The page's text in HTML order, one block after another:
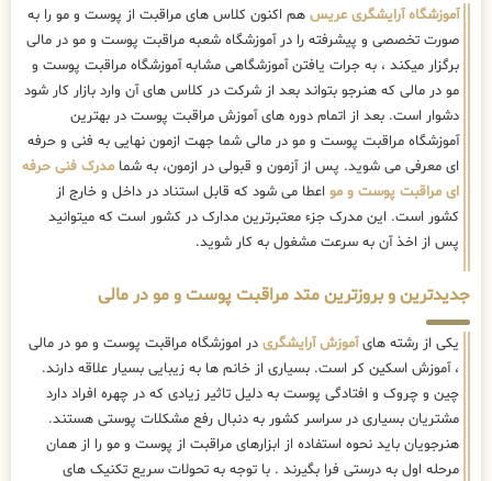
آموزشگاه آرایشگری عریس هم اکنون کلاس های مراقبت از پوست و مو را به
صورت تخصصی و پیشرفته را در آموزشگاه شعبه مراقبت پوست و مو در مالی
برگزار میکند ، به جرات یافتن آموزشگاهی مشابه آموزشگاه مراقبت پوست و
مو در مالی که هنرجو بتواند بعد از شرکت در کلاس های آن وارد بازار کار شود
دشوار است. بعد از اتمام دوره های آموزش مراقبت پوست در بهترین
آموزشگاه مراقبت پوست و مو در مالی شما جهت ازمون نهایی به فنی و حرفه
ای معرفی می شوید. پس از آزمون و قبولی در ازمون، به شما مدرک فنی حرفه
ای مراقبت پوست و مو اعطا می شود که قابل استناد در داخل و خارج از
کشور است. این مدرک جزء معتبرترین مدارک در کشور است که میتوانید
پس از اخذ آن به سرعت مشغول به کار شوید.
جدیدترین و بروزترین متد مراقبت پوست و مو در مالی
یکی از رشته هایآموزش آرایشگری در اموزشگاه مراقبت پوست و مو در مالی
، آموزش اسکین کر است. بسیاری از خانم ها به زیبایی بسیار علاقه دارند.
چین و چروک و افتادگی پوست به دلیل تاثیر زیادی که در چهره افراد دارد
مشتریان بسیاری در سراسر کشور به دنبال رفع مشکلات پوستی هستند.
هنرجویان باید نحوه استفاده از ابزارهای مراقبت از پوست و مو را از همان
مرحله اول به درستی فرا بگیرند . با توجه به تحولات سریع تکنیک ‌های